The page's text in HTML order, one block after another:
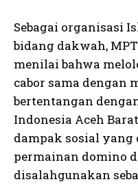
Sebagai organisasi
bidang dakwah,
menilai bahwa
cabor sama dengan
bertentangan
Indonesia Aceh
dampak sosial
permainan domino
disalahgunakan